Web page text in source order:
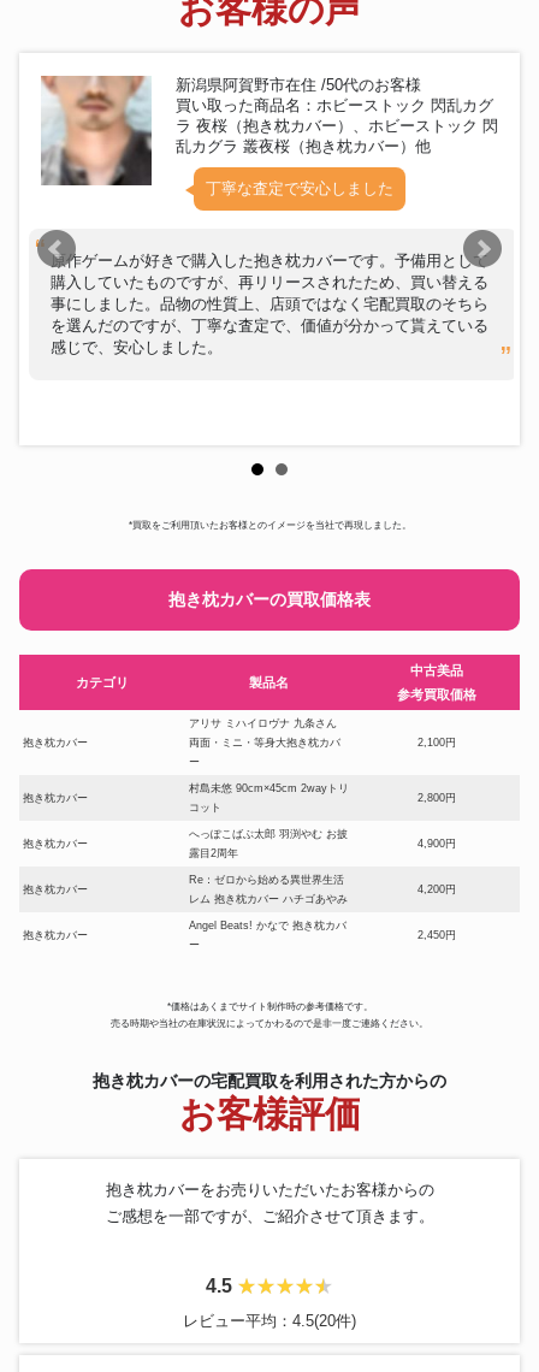
お客様の声
新潟県阿賀野市在住 /50代のお客様
買い取った商品名：ホビーストック 閃乱カグ
ラ 夜桜（抱き枕カバー）、ホビーストック 閃
乱カグラ 叢夜桜（抱き枕カバー）他
丁寧な査定で安心しました
原作ゲームが好きで購入した抱き枕カバーです。予備用として
購入していたものですが、再リリースされたため、買い替える
事にしました。品物の性質上、店頭ではなく宅配買取のそちら
を選んだのですが、丁寧な査定で、価値が分かって貰えている
感じで、安心しました。
*買取をご利用頂いたお客様とのイメージを当社で再現しました。
抱き枕カバーの買取価格表
カテゴリ 製品名
中古美品
参考買取価格
抱き枕カバー
アリサ ミハイロヴナ 九条さん
両面・ミニ・等身大抱き枕カバ
ー
2,100円
抱き枕カバー
村島未悠 90cm×45cm 2wayトリ
コット
2,800円
抱き枕カバー
へっぽこばぶ太郎 羽渕やむ お披
露目2周年
4,900円
抱き枕カバー
Re：ゼロから始める異世界生活
レム 抱き枕カバー ハチゴあやみ
4,200円
抱き枕カバー
Angel Beats! かなで 抱き枕カバ
ー
2,450円
抱き枕カバー
マリヤ ミハイロヴナ 九条 両
面・等身大抱き枕カバー
1,400円
アイドルマスター シンデレラガ
*価格はあくまでサイト制作時の参考価格です。
売る時期や当社の在庫状況によってかわるので是非一度ご連絡ください。
抱き枕カバーの宅配買取を利用された方からの
お客様評価
抱き枕カバーをお売りいただいたお客様からの
ご感想を一部ですが、ご紹介させて頂きます。
4.5
レビュー平均：4.5(20件)